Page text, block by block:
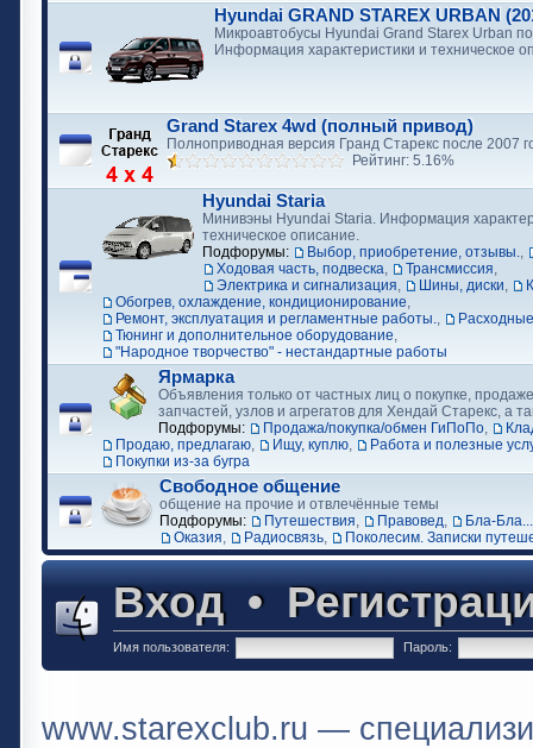
Hyundai GRAND STAREX URBAN
Микроавтобусы Hyundai Grand Starex Urban
Информация характеристики и техническое
Grand Starex 4wd (полный привод)
Полноприводная версия Гранд Старекс после 2007
Рейтинг: 5.16%
Hyundai Staria
Минивэны Hyundai Staria. Информация
техническое описание.
Подфорумы:
Выбор, приобретение, отзывы.,
Ходовая часть, подвеска, Трансмиссия,
Электрика и сигнализация, Шины, диски,
Обогрев, охлаждение, кондиционирование,
Ремонт, эксплуатация и регламентные работы.,
Тюнинг и дополнительное оборудование,
"Народное творчество" - нестандартные работы
Ярмарка
Объявления только от частных лиц о покупке,
запчастей, узлов и агрегатов для Хендай Старекс, а
Подфорумы:
Продажа/покупка/обмен ГиПоПо,
Продаю, предлагаю, Ищу, куплю,
Работа и полезные
Покупки из-за бугра
Свободное общение
общение на прочие и отвлечённые темы
Подфорумы:
Путешествия, Правовед,
Бла-Бла...
Оказия, Радиосвязь, Поколесим. Записки
Вход•
Имя пользователя: Пароль:
www.starexclub.ru —